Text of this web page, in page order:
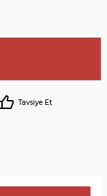
Tavsiye Et